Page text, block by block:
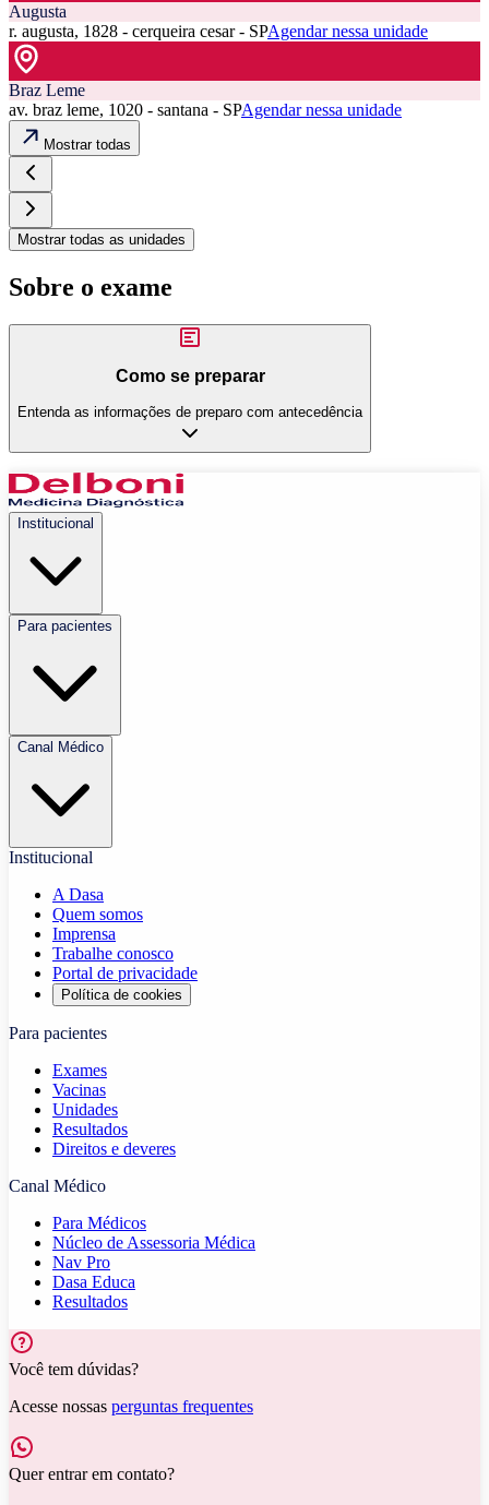
Augusta
r. augusta, 1828 - cerqueira cesar - SPAgendar nessa unidade
Braz Leme
av. braz leme, 1020 - santana - SPAgendar nessa unidade
Mostrar todas
Mostrar todas as unidades
Sobre o exame
Como se preparar
Entenda as informações de preparo com antecedência
Institucional
Para pacientes
Canal Médico
Institucional
A Dasa
Quem somos
Imprensa
Trabalhe conosco
Portal de privacidade
Política de cookies
Para pacientes
Exames
Vacinas
Unidades
Resultados
Direitos e deveres
Canal Médico
Para Médicos
Núcleo de Assessoria Médica
Nav Pro
Dasa Educa
Resultados
Você tem dúvidas?
Acesse nossas perguntas frequentes
Quer entrar em contato?